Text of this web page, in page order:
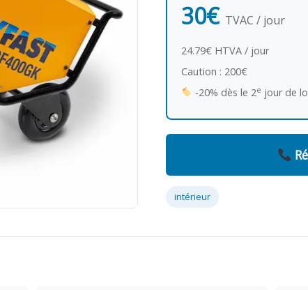
30€ TVAC / jour
24.79€ HTVA / jour
Caution : 200€
-20% dès le 2e jour de
intérieur